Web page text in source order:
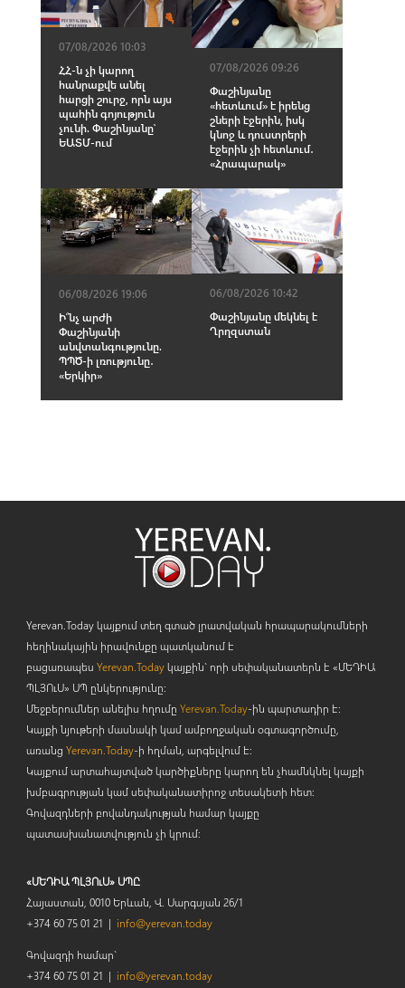
07/08/2026 10:03
ՀՀ-ն չի կարող
հանրաքվե անել
հարցի շուրջ, որն այս
պահին գոյություն
չունի. Փաշինյանը՝
ԵԱՏՄ-ում
07/08/2026 09:26
Փաշինյանը
«հետևում» է իրենց
շների էջերին, իսկ
կնոջ և դուստրերի
էջերին չի հետևում․
«Հրապարակ»
06/08/2026 19:06
Ի՞նչ արժի
Փաշինյանի
անվտանգությունը.
ՊՊԾ-ի լռությունը․
«Երկիր»
06/08/2026 10:42
Փաշինյանը մեկնել է
Ղրղզստան
Yerevan.Today կայքում տեղ գտած լրատվական հրապարակումների
հեղինակային իրավունքը պատկանում է
բացառապես Yerevan.Todayկայքին` որի սեփականատերն է «ՄԵԴԻԱ
ՊԼՅՈւՍ» ՍՊ ընկերությունը։
Մեջբերումներ անելիս հղումը Yerevan.Today-ին պարտադիր է:
Կայքի նյութերի մասնակի կամ ամբողջական օգտագործումը,
առանց Yerevan.Today-ի հղման, արգելվում է:
Կայքում արտահայտված կարծիքները կարող են չհամնկնել կայքի
խմբագրության կամ սեփականատիրոջ տեսակետի հետ:
Գովազդների բովանդակության համար կայքը
պատասխանատվություն չի կրում:
«ՄԵԴԻԱ ՊԼՅՈւՍ» ՍՊԸ
Հայաստան, 0010 Երևան, Վ. Սարգսյան 26/1
+374 60 75 01 21 | info@yerevan.today
Գովազդի համար`
+374 60 75 01 21 | info@yerevan.today